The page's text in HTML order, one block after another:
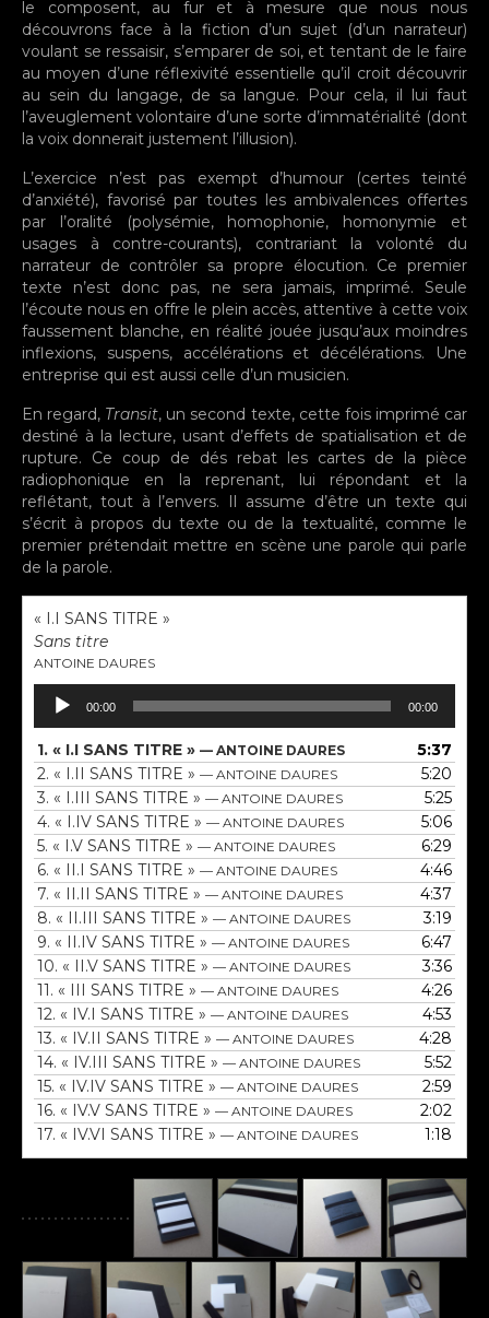
le composent, au fur et à mesure que nous nous
découvrons face à la fiction d’un sujet (d’un narrateur)
voulant se ressaisir, s’emparer de soi, et tentant de le faire
au moyen d’une réflexivité essentielle qu’il croit découvrir
au sein du langage, de sa langue. Pour cela, il lui faut
l’aveuglement volontaire d’une sorte d’immatérialité (dont
la voix donnerait justement l’illusion).
L’exercice n’est pas exempt d’humour (certes teinté
d’anxiété), favorisé par toutes les ambivalences offertes
par l’oralité (polysémie, homophonie, homonymie et
usages à contre-courants), contrariant la volonté du
narrateur de contrôler sa propre élocution. Ce premier
texte n’est donc pas, ne sera jamais, imprimé. Seule
l’écoute nous en offre le plein accès, attentive à cette voix
faussement blanche, en réalité jouée jusqu’aux moindres
inflexions, suspens, accélérations et décélérations. Une
entreprise qui est aussi celle d’un musicien.
En regard, Transit, un second texte, cette fois imprimé car
destiné à la lecture, usant d’effets de spatialisation et de
rupture. Ce coup de dés rebat les cartes de la pièce
radiophonique en la reprenant, lui répondant et la
reflétant, tout à l’envers. Il assume d’être un texte qui
s’écrit à propos du texte ou de la textualité, comme le
premier prétendait mettre en scène une parole qui parle
de la parole.
« I.I SANS TITRE »
Sans titre
ANTOINE DAURES
Lecteur
audio
00:00 00:00
1. « I.I SANS TITRE » — ANTOINE DAURES
5:37
2. « I.II SANS TITRE » — ANTOINE DAURES
5:20
3. « I.III SANS TITRE » — ANTOINE DAURES
5:25
4. « I.IV SANS TITRE » — ANTOINE DAURES
5:06
5. « I.V SANS TITRE » — ANTOINE DAURES
6:29
6. « II.I SANS TITRE » — ANTOINE DAURES
4:46
7. « II.II SANS TITRE » — ANTOINE DAURES
4:37
8. « II.III SANS TITRE » — ANTOINE DAURES
3:19
9. « II.IV SANS TITRE » — ANTOINE DAURES
6:47
10. « II.V SANS TITRE » — ANTOINE DAURES
3:36
11. « III SANS TITRE » — ANTOINE DAURES
4:26
12. « IV.I SANS TITRE » — ANTOINE DAURES
4:53
13. « IV.II SANS TITRE » — ANTOINE DAURES
4:28
14. « IV.III SANS TITRE » — ANTOINE DAURES
5:52
15. « IV.IV SANS TITRE » — ANTOINE DAURES
2:59
16. « IV.V SANS TITRE » — ANTOINE DAURES
2:02
17. « IV.VI SANS TITRE » — ANTOINE DAURES 1:18